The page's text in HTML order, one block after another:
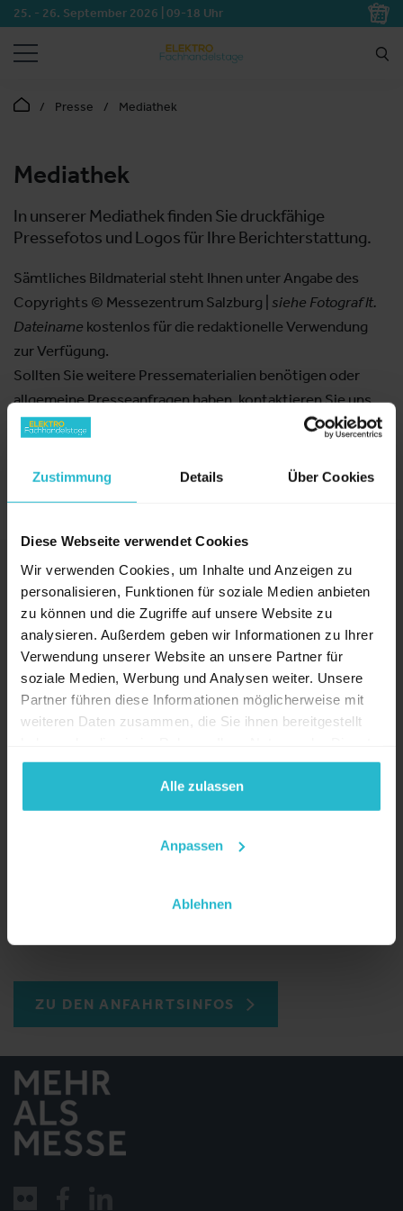
Zustimmung Details Über Cookies
Diese Webseite verwendet Cookies
Wir verwenden Cookies, um Inhalte und Anzeigen zu
personalisieren, Funktionen für soziale Medien anbieten
zu können und die Zugriffe auf unsere Website zu
analysieren. Außerdem geben wir Informationen zu Ihrer
Verwendung unserer Website an unsere Partner für
soziale Medien, Werbung und Analysen weiter. Unsere
Partner führen diese Informationen möglicherweise mit
weiteren Daten zusammen, die Sie ihnen bereitgestellt
gesammelt haben.
Alle zulassen
Anpassen
Ablehnen
25. - 26. September 2026 | 09-18 Uhr
SUCHEN
Presse Mediathek
Mediathek
In unserer Mediathek finden Sie druckfähige
Pressefotos und Logos für Ihre Berichterstattung.
Sämtliches Bildmaterial steht Ihnen unter Angabe des
Copyrights © Messezentrum Salzburg | siehe Fotograf lt.
Dateiname kostenlos für die redaktionelle Verwendung
zur Verfügung.
Sollten Sie weitere Pressematerialien benötigen oder
allgemeine Presseanfragen haben, kontaktieren Sie uns
gerne jederzeit!
MEHR
KONTAKT
Veranstalter
Messezentrum Salzburg GmbH
Tel:+43 662 24 04 56
Mail:elektrofachhandelstage@mzs.at
Am Messezentrum 1
Österreich
ZU DEN ANFAHRTSINFOS